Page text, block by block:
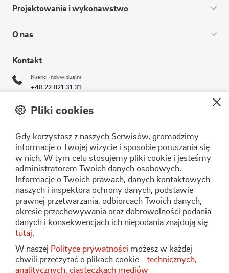
Projektowanie i wykonawstwo
O nas
Kontakt
Klienci indywidualni
+48 22 821 31 31
+48 22 821 30 11
operator@stoen.pl
Formularz kontaktowy
Stoen Operator Sp. z o.o.
ul. Pory 80
02-757 Warszawa
Pliki cookies
Gdy korzystasz z naszych Serwisów, gromadzimy
informacje o Twojej wizycie i sposobie poruszania się
w nich. W tym celu stosujemy pliki cookie i jesteśmy
administratorem Twoich danych osobowych.
Informacje o Twoich prawach, danych kontaktowych
naszych i inspektora ochrony danych, podstawie
prawnej przetwarzania, odbiorcach Twoich danych,
okresie przechowywania oraz dobrowolności podania
danych i konsekwencjach ich niepodania znajdują się
tutaj.
W naszej Polityce prywatności możesz w każdej
chwili przeczytać o plikach cookie - technicznych,
analitycznych, ciasteczkach mediów